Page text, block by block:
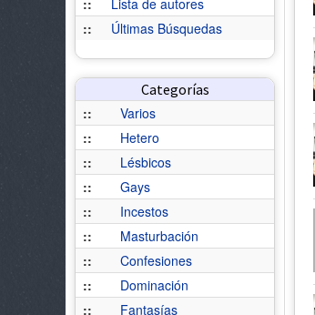
::
Lista de autores
::
Últimas Búsquedas
Categorías
::
Varios
::
Hetero
::
Lésbicos
::
Gays
::
Incestos
::
Masturbación
::
Confesiones
::
Dominación
::
Fantasías